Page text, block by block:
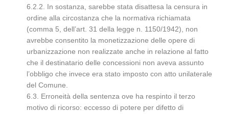
6.2.2. In sostanza, sarebbe stata disattesa la censura in
ordine alla circostanza che la normativa richiamata
(comma 5, dell’art. 31 della legge n. 1150/1942), non
avrebbe consentito la monetizzazione delle opere di
urbanizzazione non realizzate anche in relazione al fatto
che il destinatario delle concessioni non aveva assunto
l’obbligo che invece era stato imposto con atto unilaterale
del Comune.
6.3. Erroneità della sentenza ove ha respinto il terzo
motivo di ricorso: eccesso di potere per difetto di